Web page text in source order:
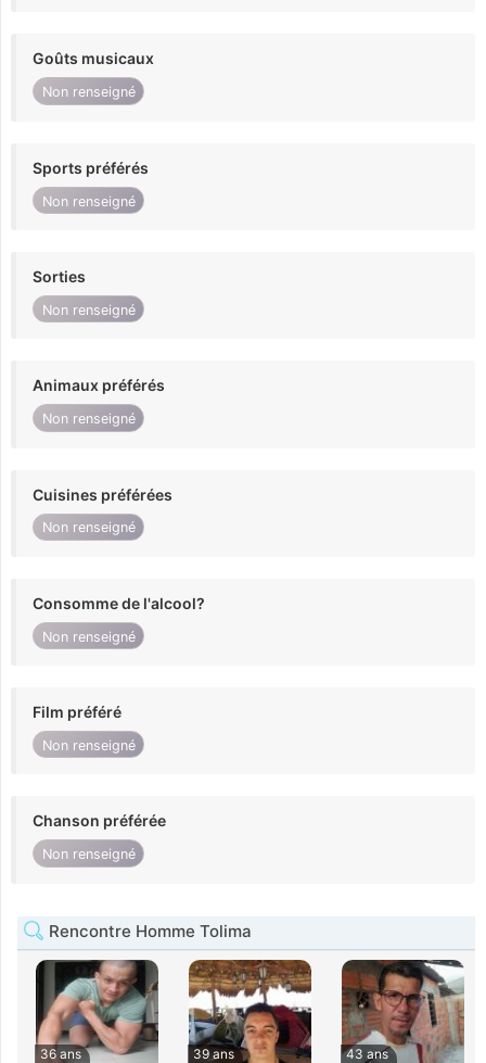
Goûts musicaux
Non renseigné
Sports préférés
Non renseigné
Sorties
Non renseigné
Animaux préférés
Non renseigné
Cuisines préférées
Non renseigné
Consomme de l'alcool?
Non renseigné
Film préféré
Non renseigné
Chanson préférée
Non renseigné
Rencontre Homme Tolima
36 ans
39 ans
43 ans